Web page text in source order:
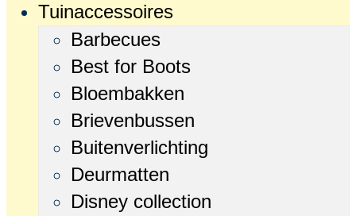
Tuinaccessoires
Barbecues
Best for Boots
Bloembakken
Brievenbussen
Buitenverlichting
Deurmatten
Disney collection